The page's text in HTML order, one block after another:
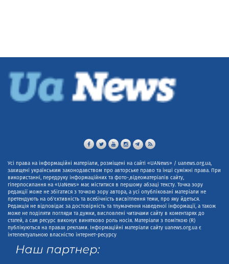
Усі права на інформаційні матеріали, розміщені на сайті «UANews» / uanews.org.ua,
захищені українським законодавством про авторське право та інші суміжні права. При
використанні, передруку інформаційних та фото-,відеоматеріалів сайту,
гіперпосилання на «UaNews» має міститися в першому абзаці тексту. Точка зору
редакції може не збігатися з точкою зору автора, а усі опубліковані матеріали не
претендують на об'єктивність та всебічність висвітлення теми, про яку йдеться.
Редакція не відповідає за достовірність та тлумачення наведеної інформації, а також
може не поділяти погляди та думки, висловлені читачами сайту в коментарях до
статей, а сам ресурс виконує винятково роль носія. Матеріали з поміткою (R)
публікуються на правах реклами. Інформаційні матеріали сайту uanews.org.ua є
інтелектуальною власністю інтернет-ресурсу